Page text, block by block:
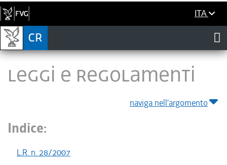
ITA
LEGGI E REGOLAMENTI
naviga nell'argomento
Indice:
L.R. n. 28/2007